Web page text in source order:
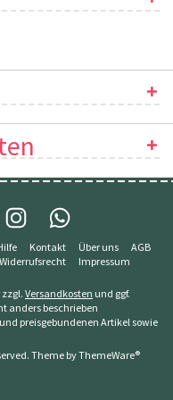
Kontakt Über uns
AGB
Widerrufsrecht Impressum
Versandkosten und ggf.
anders beschrieben
preisgebundenen Artikel sowie
Theme byThemeWare®